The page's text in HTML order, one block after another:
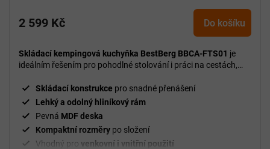
2 599 Kč Do košíku
Skládací kempingová kuchyňka BestBerg BBCA-FTS01 je
ideálním řešením pro pohodlné stolování i práci na cestách,
Skládací konstrukce pro snadné přenášení
Lehký a odolný hliníkový rám
Pevná MDF deska
Kompaktní rozměry po složení
Vhodný pro venkovní i vnitřní použití